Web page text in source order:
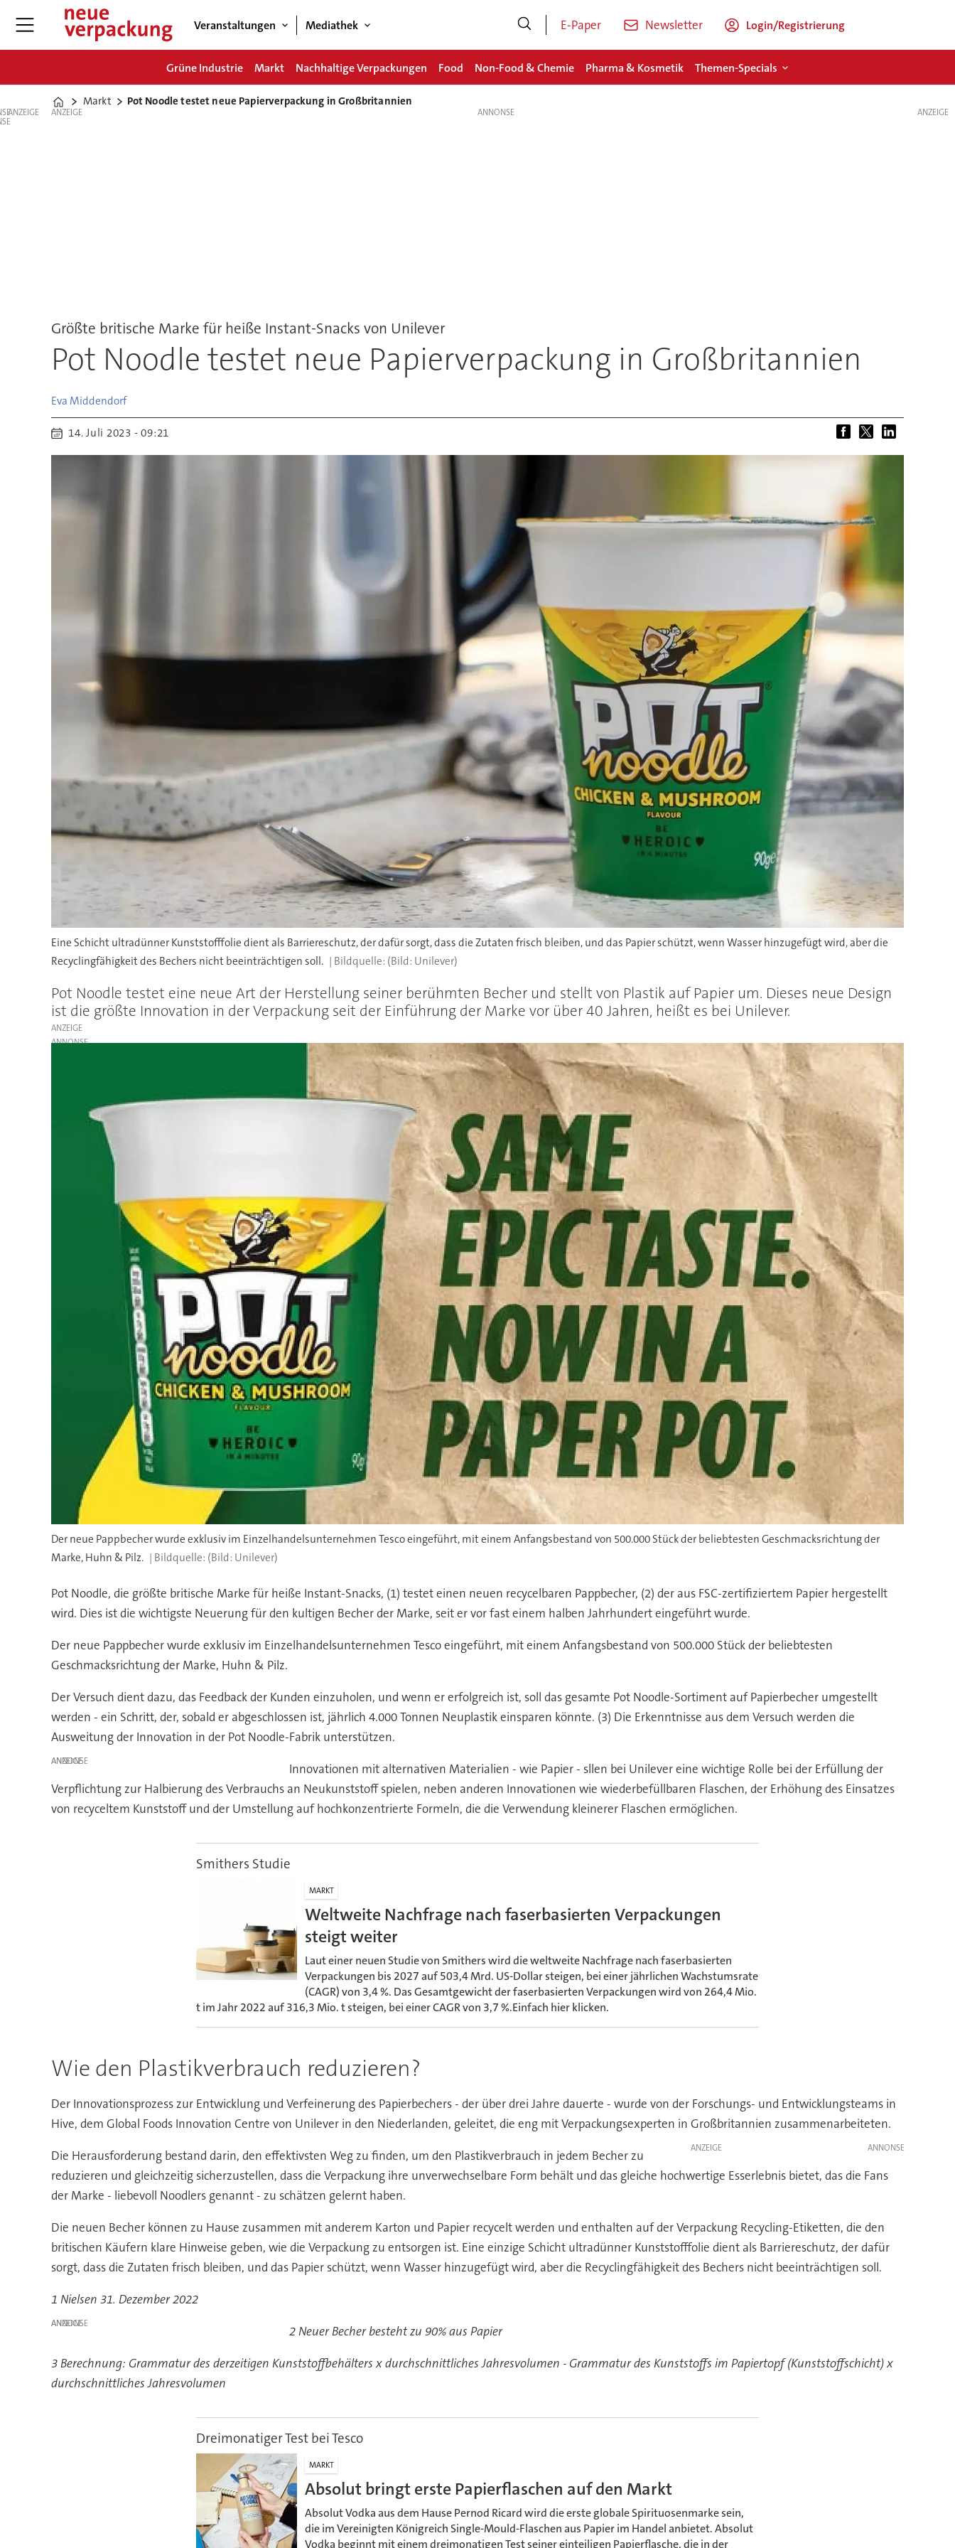
Veranstaltungen Mediathek E-Paper Newsletter Login/Registrierung
Grüne Industrie Markt Nachhaltige Verpackungen Food Non-Food & Chemie Pharma & Kosmetik Themen-Specials
Home
Markt Pot Noodle testet neue Papierverpackung in Großbritannien
ANZEIGE ANZEIGE
Größte britische Marke für heiße Instant-Snacks von Unilever
Pot Noodle testet neue Papierverpackung in Großbritannien
Eva Middendorf
14. Juli 2023 - 09:21
Eine Schicht ultradünner Kunststofffolie dient als Barriereschutz, der dafür sorgt, dass die Zutaten frisch bleiben, und das Papier schützt, wenn Wasser hinzugefügt wird, aber die
Recyclingfähigkeit des Bechers nicht beeinträchtigen soll.
(Bild: Unilever)
Pot Noodle testet eine neue Art der Herstellung seiner berühmten Becher und stellt von Plastik auf Papier um. Dieses neue Design
ist die größte Innovation in der Verpackung seit der Einführung der Marke vor über 40 Jahren, heißt es bei Unilever.
ANZEIGE
Der neue Pappbecher wurde exklusiv im Einzelhandelsunternehmen Tesco eingeführt, mit einem Anfangsbestand von 500.000 Stück der beliebtesten Geschmacksrichtung der
Marke, Huhn & Pilz.
(Bild: Unilever)
Pot Noodle, die größte britische Marke für heiße Instant-Snacks, (1) testet einen neuen recycelbaren Pappbecher, (2) der aus FSC-zertifiziertem Papier hergestellt
wird. Dies ist die wichtigste Neuerung für den kultigen Becher der Marke, seit er vor fast einem halben Jahrhundert eingeführt wurde.
Der neue Pappbecher wurde exklusiv im Einzelhandelsunternehmen Tesco eingeführt, mit einem Anfangsbestand von 500.000 Stück der beliebtesten
Geschmacksrichtung der Marke, Huhn & Pilz.
Der Versuch dient dazu, das Feedback der Kunden einzuholen, und wenn er erfolgreich ist, soll das gesamte Pot Noodle-Sortiment auf Papierbecher umgestellt
werden - ein Schritt, der, sobald er abgeschlossen ist, jährlich 4.000 Tonnen Neuplastik einsparen könnte. (3) Die Erkenntnisse aus dem Versuch werden die
Ausweitung der Innovation in der Pot Noodle-Fabrik unterstützen.
ANZEIGE
Innovationen mit alternativen Materialien - wie Papier - sllen bei Unilever eine wichtige Rolle bei der Erfüllung der
Verpflichtung zur Halbierung des Verbrauchs an Neukunststoff spielen, neben anderen Innovationen wie wiederbefüllbaren Flaschen, der Erhöhung des Einsatzes
von recyceltem Kunststoff und der Umstellung auf hochkonzentrierte Formeln, die die Verwendung kleinerer Flaschen ermöglichen.
Smithers Studie
MARKT
Weltweite Nachfrage nach faserbasierten Verpackungen
steigt weiter
Laut einer neuen Studie von Smithers wird die weltweite Nachfrage nach faserbasierten
Verpackungen bis 2027 auf 503,4 Mrd. US-Dollar steigen, bei einer jährlichen Wachstumsrate
(CAGR) von 3,4 %. Das Gesamtgewicht der faserbasierten Verpackungen wird von 264,4 Mio.
t im Jahr 2022 auf 316,3 Mio. t steigen, bei einer CAGR von 3,7 %.Einfach hier klicken.
Wie den Plastikverbrauch reduzieren?
Der Innovationsprozess zur Entwicklung und Verfeinerung des Papierbechers - der über drei Jahre dauerte - wurde von der Forschungs- und Entwicklungsteams in
Hive, dem Global Foods Innovation Centre von Unilever in den Niederlanden, geleitet, die eng mit Verpackungsexperten in Großbritannien zusammenarbeiteten.
ANZEIGE
Die Herausforderung bestand darin, den effektivsten Weg zu finden, um den Plastikverbrauch in jedem Becher zu
reduzieren und gleichzeitig sicherzustellen, dass die Verpackung ihre unverwechselbare Form behält und das gleiche hochwertige Esserlebnis bietet, das die Fans
der Marke - liebevoll Noodlers genannt - zu schätzen gelernt haben.
Die neuen Becher können zu Hause zusammen mit anderem Karton und Papier recycelt werden und enthalten auf der Verpackung Recycling-Etiketten, die den
britischen Käufern klare Hinweise geben, wie die Verpackung zu entsorgen ist. Eine einzige Schicht ultradünner Kunststofffolie dient als Barriereschutz, der dafür
sorgt, dass die Zutaten frisch bleiben, und das Papier schützt, wenn Wasser hinzugefügt wird, aber die Recyclingfähigkeit des Bechers nicht beeinträchtigen soll.
1 Nielsen 31. Dezember 2022
ANZEIGE 2 Neuer Becher besteht zu 90% aus Papier
3 Berechnung: Grammatur des derzeitigen Kunststoffbehälters x durchschnittliches Jahresvolumen - Grammatur des Kunststoffs im Papiertopf (Kunststoffschicht) x
durchschnittliches Jahresvolumen
Dreimonatiger Test bei Tesco
MARKT
Absolut bringt erste Papierflaschen auf den Markt
Absolut Vodka aus dem Hause Pernod Ricard wird die erste globale Spirituosenmarke sein,
die im Vereinigten Königreich Single-Mould-Flaschen aus Papier im Handel anbietet. Absolut
Vodka beginnt mit einem dreimonatigen Test seiner einteiligen Papierflasche, die in der
ANZEIGE